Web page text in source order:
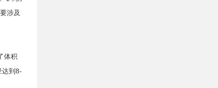
涉及
体积
达到8-